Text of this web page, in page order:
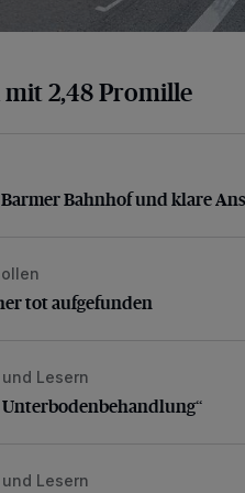
2,48 Promille
Bahnhof und klare
Bahnhof und klare
tot aufgefunden
tot aufgefunden
Lesern
Lesern